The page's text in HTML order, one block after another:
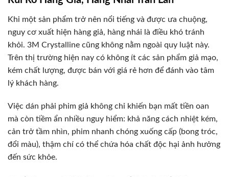
Khi một sản phẩm trở nên nổi tiếng và được ưa chuộng,
nguy cơ xuất hiện hàng giả, hàng nhái là điều khó tránh
khỏi. 3M Crystalline cũng không nằm ngoài quy luật này.
Trên thị trường hiện nay có không ít các sản phẩm giả mạo,
kém chất lượng, được bán với giá rẻ hơn để đánh vào tâm
lý khách hàng.
Việc dán phải phim giả không chỉ khiến bạn mất tiền oan
mà còn tiềm ẩn nhiều nguy hiểm: khả năng cách nhiệt kém,
cản trở tầm nhìn, phim nhanh chóng xuống cấp (bong tróc,
đổi màu), thậm chí có thể chứa hóa chất độc hại ảnh hưởng
đến sức khỏe.